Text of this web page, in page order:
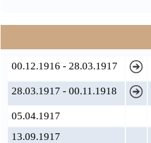
00.12.1916 - 28.03.1917
28.03.1917 - 00.11.1918
05.04.1917
13.09.1917